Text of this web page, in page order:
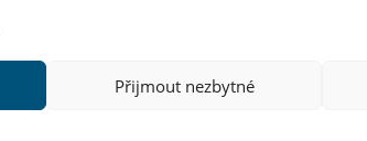
Přijmout nezbytné